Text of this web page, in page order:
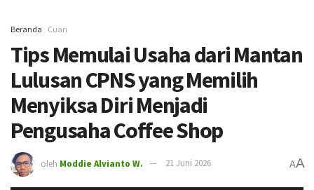
Beranda Cuan
Tips Memulai Usaha dari Mantan
Lulusan CPNS yang Memilih
Menyiksa Diri Menjadi
Pengusaha Coffee Shop
oleh Moddie Alvianto W. 21 Juni 2026 AA